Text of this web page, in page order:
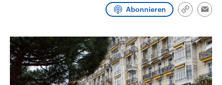
und Kandidaten der anstehenden Abonnieren
Link